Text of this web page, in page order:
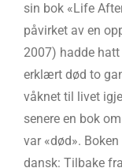
sin bok «Life
påvirket av en
2007) hadde
erklært død to
våknet til livet
senere en bok
var «død».
dansk: Tilbake